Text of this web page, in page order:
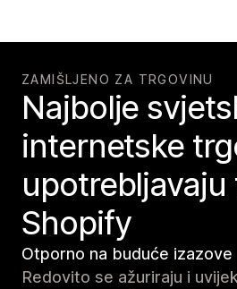
ZAMIŠLJENO ZA TRGOVINU
Najbolje
internetske
upotrebljavaju
Shopify
Otporno na buduće izazove
Redovito se ažuriraju i